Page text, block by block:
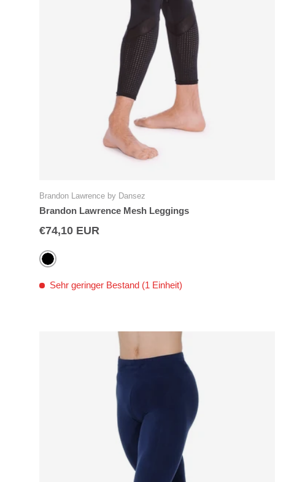
Brandon Lawrence by Dansez
Brandon Lawrence Mesh Leggings
€74,10 EUR
Schwarz
Sehr geringer Bestand (1 Einheit)